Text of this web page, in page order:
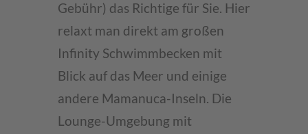
Gebühr) das Richtige für Sie. Hier
relaxt man direkt am großen
Infinity Schwimmbecken mit
Blick auf das Meer und einige
andere Mamanuca-Inseln. Die
Lounge-Umgebung mit